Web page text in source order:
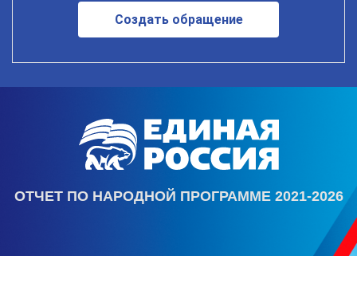
Создать обращение
ОТЧЕТ ПО НАРОДНОЙ ПРОГРАММЕ 2021-2026